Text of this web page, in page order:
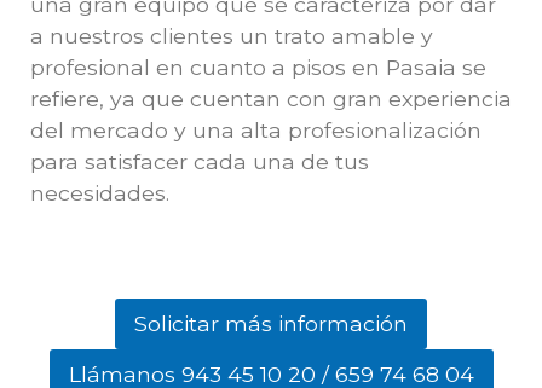
a nuestros clientes un trato amable y
profesional en cuanto a pisos en Pasaia se
refiere, ya que cuentan con gran experiencia
del mercado y una alta profesionalización
para satisfacer cada una de tus
necesidades.
Solicitar más información
Llámanos 943 45 10 20 / 659 74 68 04